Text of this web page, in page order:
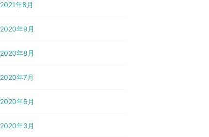
2021年8月
2020年9月
2020年8月
2020年7月
2020年6月
2020年3月